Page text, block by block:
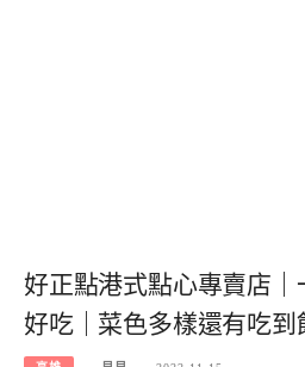
好正點港式點心專賣店｜
好吃｜菜色多樣還有吃到